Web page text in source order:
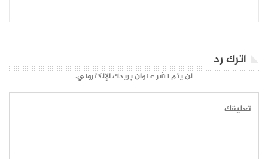
اترك رد
لن يتم نشر عنوان بريدك الإلكتروني.